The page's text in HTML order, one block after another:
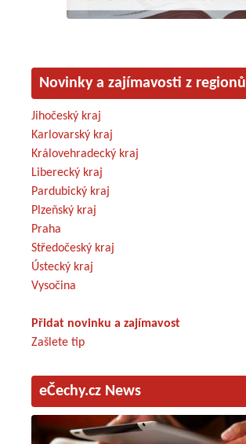
Novinky a zajímavosti z regionů
Jihočeský kraj
Karlovarský kraj
Královehradecký kraj
Liberecký kraj
Pardubický kraj
Plzeňský kraj
Praha
Středočeský kraj
Ústecký kraj
Vysočina
Přidat novinku a zajímavost
Zašlete tip
eČechy.cz News